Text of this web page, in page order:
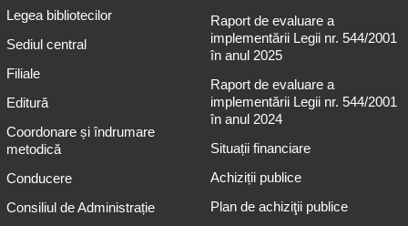
Legea bibliotecilor
Sediul central
Filiale
Editură
Coordonare și îndrumare
metodică
Conducere
Consiliul de Administrație
Raport de evaluare a
implementării Legii nr. 544/2001
în anul 2025
Raport de evaluare a
implementării Legii nr. 544/2001
în anul 2024
Situații financiare
Achiziții publice
Plan de achiziţii publice